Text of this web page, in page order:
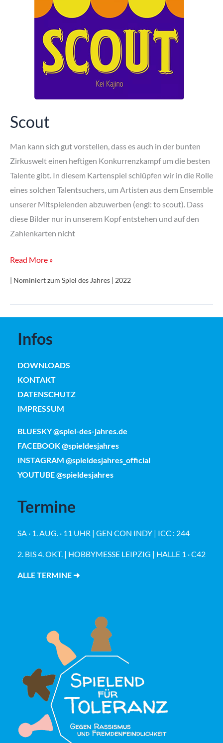
Scout
Man kann sich gut vorstellen, dass es auch in der bunten
Zirkuswelt einen heftigen Konkurrenzkampf um die besten
Talente gibt. In diesem Kartenspiel schlüpfen wir in die Rolle
eines solchen Talentsuchers, um Artisten aus dem Ensemble
unserer Mitspielenden abzuwerben (engl: to scout). Dass
diese Bilder nur in unserem Kopf entstehen und auf den
Zahlenkarten nicht
Scout
Read More »
| Nominiert zum Spiel des Jahres | 2022
Infos
DOWNLOADS
KONTAKT
DATENSCHUTZ
IMPRESSUM
BLUESKY @spiel-des-jahres.de
FACEBOOK @spieldesjahres
INSTAGRAM @spieldesjahres_official
YOUTUBE @spieldesjahres
Termine
SA · 1. AUG. · 11 UHR | GEN CON INDY | ICC : 244
2. BIS 4. OKT. | HOBBYMESSE LEIPZIG | HALLE 1 · C42
ALLE TERMINE ➜